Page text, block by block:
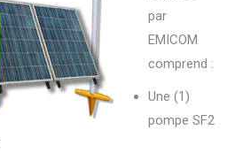
par
EMICOM
comprend :
Une (1)
pompe SF2